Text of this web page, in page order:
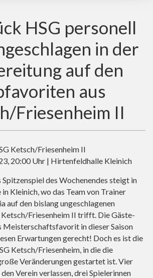
HSG personell
in der
auf den
aus
Friesenheim II
Ketsch/Friesenheim II
20:00 Uhr | Hirtenfeldhalle Kleinich
Spitzenspiel des Wochenendes steigt in
Kleinich, wo das Team von Trainer
auf den bislang ungeschlagenen
Friesenheim II trifft. Die Gäste-
Meisterschaftsfavorit in dieser Saison
Erwartungen gerecht! Doch es ist die
Ketsch/Friesenheim, in die die
Veränderungen gestartet ist. Vier
Verein verlassen, drei Spielerinnen